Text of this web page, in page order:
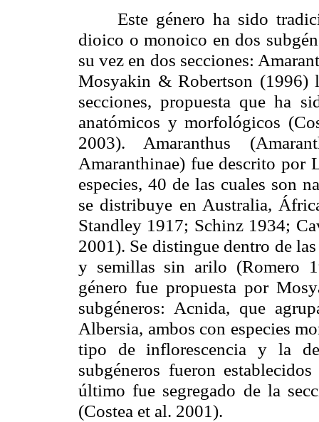
Este género ha sido
dioico o monoico en dos
su vez en dos secciones:
Mosyakin & Robertson (1996)
secciones, propuesta que ha
anatómicos y morfológicos
2003). Amaranthus
Amaranthinae) fue descrito por
especies, 40 de las cuales son
se distribuye en Australia,
Standley 1917; Schinz 1934;
2001). Se distingue dentro de
y semillas sin arilo (Romero
género fue propuesta por
subgéneros: Acnida, que
Albersia, ambos con especies
tipo de inflorescencia y la
subgéneros fueron
último fue segregado de la
(Costea et al. 2001).